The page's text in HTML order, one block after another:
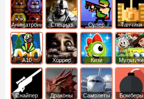
Аниматроники Спецназ
Супер
бойцы
Танчики
А10 Хоррор Кизи Мультики
Снайпер Драконы Самолеты Бомберы